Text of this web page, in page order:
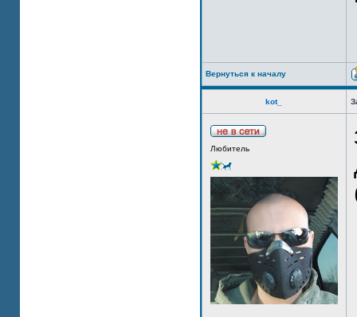
Вернуться к началу
kot_
Любитель